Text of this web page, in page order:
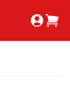
Login